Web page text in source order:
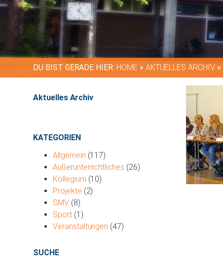
DU BIST GERADE HIER: HOME » AKTUELLES ARCHIV»
Aktuelles Archiv
KATEGORIEN
Allgemein (117)
Außerunterrichtliches (26)
Kollegium (10)
Projekte (2)
SMV(8)
Sport(1)
Veranstaltungen (47)
SUCHE